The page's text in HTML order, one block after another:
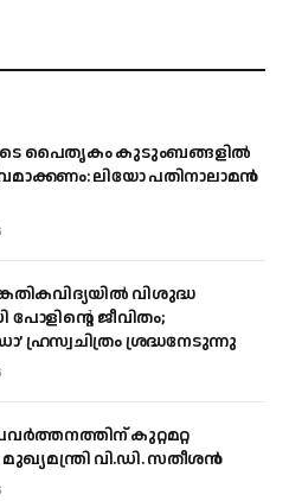
പൈതൃകം കുടുംബങ്ങളില്‍
ലിയോ പതിനാലാമന്‍
വിശുദ്ധ
പോളിന്റെ ജീവിതം;
ഹ്രസ്വചിത്രം ശ്രദ്ധനേടുന്നു
കുറ്റമറ്റ
മുഖ്യമന്ത്രി വി.ഡി. സതീശന്‍